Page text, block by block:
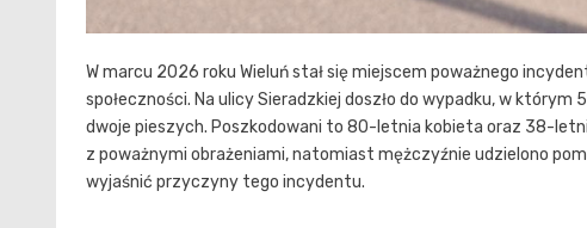
W marcu 2026 roku Wieluń stał się miejscem poważnego
społeczności. Na ulicy Sieradzkiej doszło do wypadku, w
dwoje pieszych. Poszkodowani to 80-letnia kobieta oraz 38-
z poważnymi obrażeniami, natomiast mężczyźnie udzielono
wyjaśnić przyczyny tego incydentu.